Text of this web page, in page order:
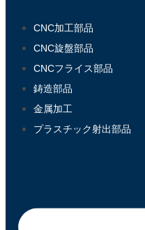
CNC加工部品
CNC旋盤部品
CNCフライス部品
鋳造部品
金属加工
プラスチック射出部品